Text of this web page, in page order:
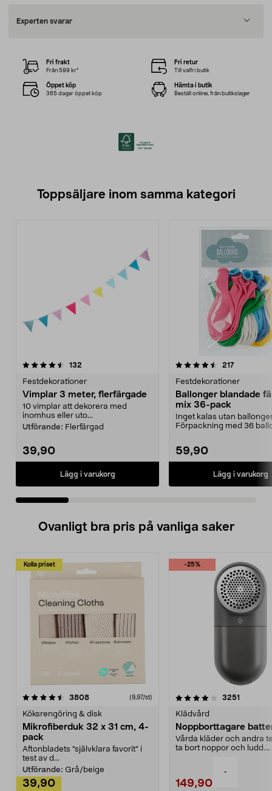
-
Experten svarar
Fri frakt
Från 599 kr*
Fri retur
Till valfri butik
Öppet köp
365 dagar öppet köp
Hämta i butik
Beställ online, från butikslager
Toppsäljare inom samma kategori
132
Festdekorationer
Vimplar 3 meter, flerfärgade
10 vimplar att dekorera med
inomhus eller uto...
Utförande: Flerfärgad
39,90
Lägg i varukorg
4.5 av 5 stjärnor 217
Festdekorationer
Ballonger blandade
mix 36-pack
Inget kalas utan
Förpackning med 36
59,90
Lägg i varukorg
4.0 av 5 stjärnor
Ovanligt bra pris på vanliga saker
Kolla priset
3808recensioner (9,97/st)
Köksrengöring & disk
Mikrofiberduk 32 x 31 cm, 4-
pack
Aftonbladets "självklara favorit” i
test av d...
Utförande: Grå/beige
39,90
-25%
4.0av 5 stjärnor 3251
Klädvård
Noppborttagare
Vårda kläder och andra
ta bort noppor och ludd.
149,90
4.5av 5 stjärnor